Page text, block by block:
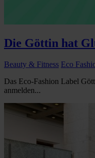
Die Göttin hat
Beauty & Fitness Eco
Das Eco-Fashion Label
anmelden...